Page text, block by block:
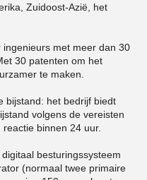
Zuidoost-Azië, het
met meer dan 30
30 patenten om het
te maken.
bijstand: het bedrijf biedt
volgens de vereisten
binnen 24 uur.
besturingssysteem
(normaal twee primaire